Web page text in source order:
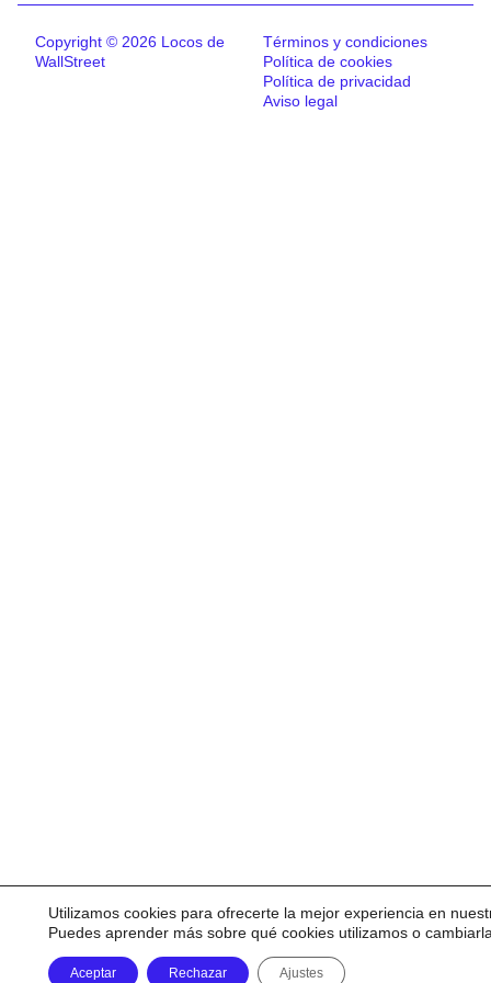
Copyright © 2026 Locos de
WallStreet
Términos y condiciones
Política de cookies
Política de privacidad
Aviso legal
Utilizamos cookies para ofrecerte la mejor experiencia en
Puedes aprender más sobre qué cookies utilizamos o
Aceptar Rechazar Ajustes